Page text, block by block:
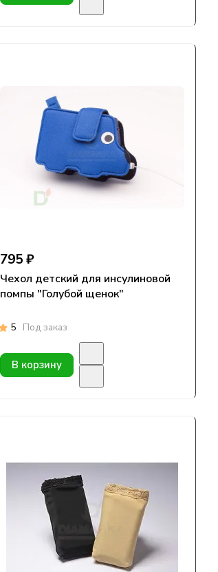
795 ₽
Чехол детский для инсулиновой
помпы "Голубой щенок"
5 Под заказ
В корзину